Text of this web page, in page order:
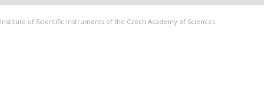
Institute of Scientific Instruments of the Czech Academy of Sciences